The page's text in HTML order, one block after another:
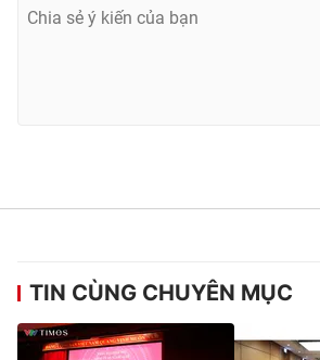
® Cấm sao chép dưới mọi hình thức nếu
thông tin từ website này.
TIN CÙNG CHUYÊN MỤC